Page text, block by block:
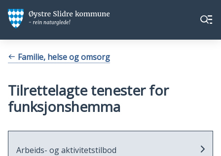
Øystre
Slidre
kommune
Øystre
Slidre
kommune
Meny
Du Familie, helse og omsorg
Tilrettelagte tenester for
funksjonshemma
Arbeids- og aktivitetstilbod